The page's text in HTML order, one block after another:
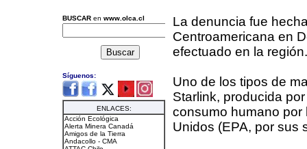
La denuncia fue
Centroamericana en
efectuado en la región.
Uno de los tipos de
Starlink, producida
consumo humano por
Unidos (EPA, por sus